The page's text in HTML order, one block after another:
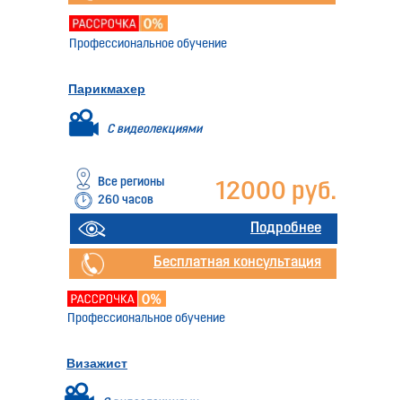
Парикмахер
260 часов 12000 руб.
Все регионы
Профессиональное обучение
Подробнее
Бесплатная консультация
Визажист
Профессиональное обучение
С видеолекциями